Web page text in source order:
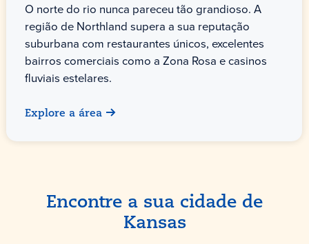
O norte do rio nunca pareceu tão grandioso. A
região de Northland supera a sua reputação
suburbana com restaurantes únicos, excelentes
bairros comerciais como a Zona Rosa e casinos
fluviais estelares.
Explore a área
Encontre a sua cidade de
Kansas